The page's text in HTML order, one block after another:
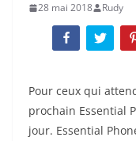
28 mai 2018 Rudy
Pour ceux qui
prochain Essential
jour. Essential